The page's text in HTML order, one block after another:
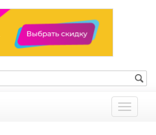
Показать
меню